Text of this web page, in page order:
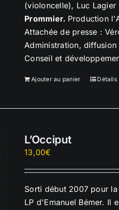
(violoncelle), Luc
Prommier. Production
Attachée de presse :
Administration,
Conseil et
Ajouter au panier Détails
L’Occiput
13,00€
Sorti début 2007 pour
LP d'Emanuel Bémer. Il